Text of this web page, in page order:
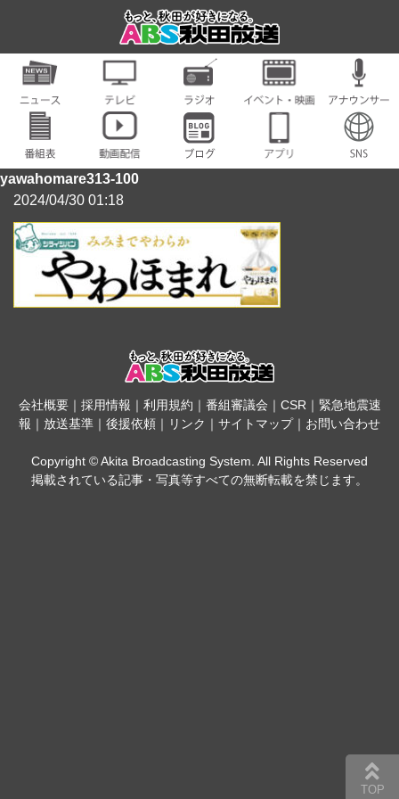
yawahomare313-100
2024/04/30 01:18
会社概要｜ 採用情報 ｜ 利用規約 ｜ 番組審議会 ｜ CSR｜ 緊急地震速
報 ｜ 放送基準 ｜ 後援依頼 ｜ リンク ｜ サイトマップ｜ お問い合わせ
Copyright © Akita Broadcasting System. All Rights Reserved
掲載されている記事・写真等すべての無断転載を禁じます。